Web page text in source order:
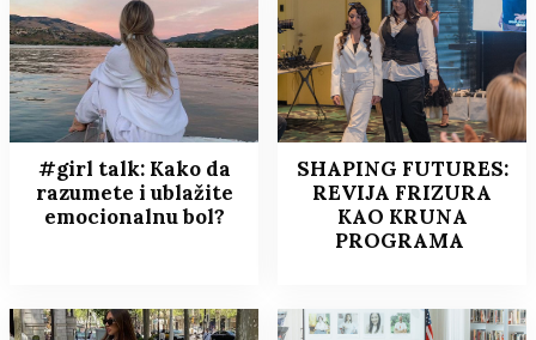
#girl talk: Kako da
razumete i ublažite
emocionalnu bol?
SHAPING FUTURES:
REVIJA FRIZURA
KAO KRUNA
PROGRAMA